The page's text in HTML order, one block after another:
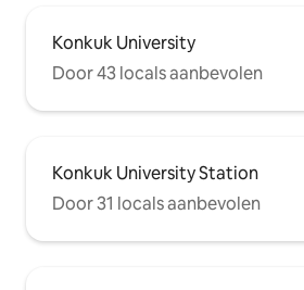
Konkuk University
Door 43 locals aanbevolen
Konkuk University Station
Door 31 locals aanbevolen